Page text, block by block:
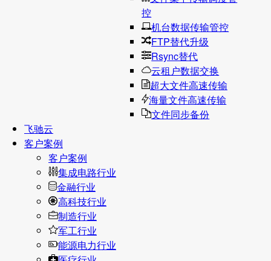
控
机台数据传输管控
FTP替代升级
Rsync替代
云租户数据交换
超大文件高速传输
海量文件高速传输
文件同步备份
飞驰云
客户案例
客户案例
集成电路行业
金融行业
高科技行业
制造行业
军工行业
能源电力行业